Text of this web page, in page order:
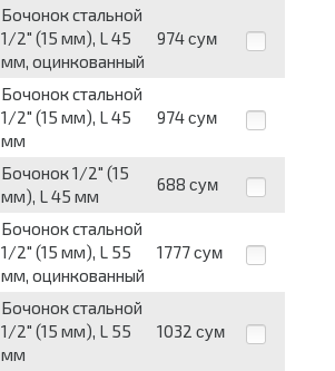
Бочонок стальной
1/2" (15 мм), L 45
мм, оцинкованный
974 сум
Бочонок стальной
1/2" (15 мм), L 45
мм
974 сум
Бочонок 1/2" (15
мм), L 45 мм
688 сум
Бочонок стальной
1/2" (15 мм), L 55
мм, оцинкованный
1777 сум
Бочонок стальной
1/2" (15 мм), L 55
мм
1032 сум